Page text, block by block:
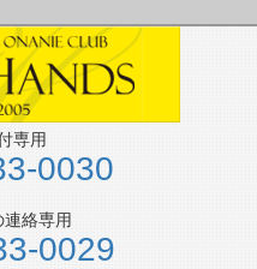
専用
0030
絡専用
0029